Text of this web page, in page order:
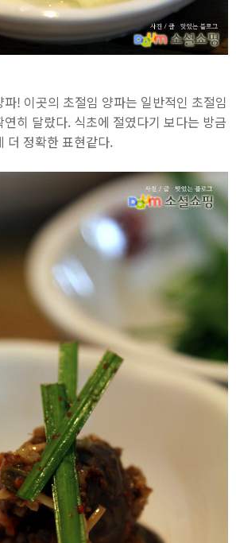
! 이곳의 초절임 양파는 일반적인 초절임
히 달랐다. 식초에 절였다기 보다는 방금
더 정확한 표현같다.